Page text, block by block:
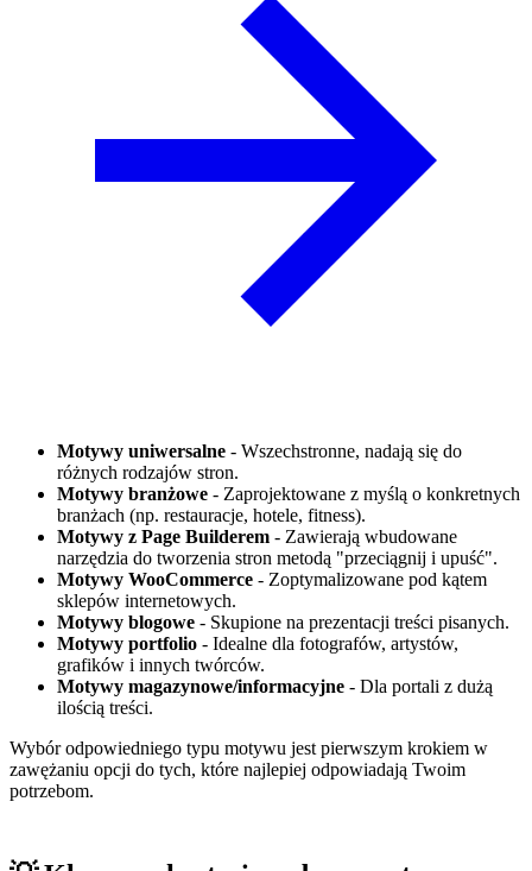
Motywy uniwersalne - Wszechstronne, nadają się do
różnych rodzajów stron.
Motywy branżowe - Zaprojektowane z myślą o konkretnych
branżach (np. restauracje, hotele, fitness).
Motywy z Page Builderem - Zawierają wbudowane
narzędzia do tworzenia stron metodą "przeciągnij i upuść".
Motywy WooCommerce - Zoptymalizowane pod kątem
sklepów internetowych.
Motywy blogowe - Skupione na prezentacji treści pisanych.
Motywy portfolio - Idealne dla fotografów, artystów,
grafików i innych twórców.
Motywy magazynowe/informacyjne - Dla portali z dużą
ilością treści.
Wybór odpowiedniego typu motywu jest pierwszym krokiem w
zawężaniu opcji do tych, które najlepiej odpowiadają Twoim
potrzebom.